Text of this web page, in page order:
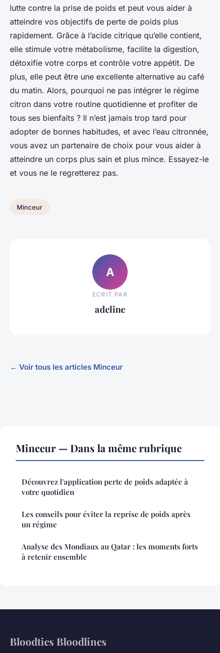
lutte contre la prise de poids et peut vous aider à
atteindre vos objectifs de perte de poids plus
rapidement. Grâce à l’acide citrique qu’elle contient,
elle stimule votre métabolisme, facilite la digestion,
détoxifie votre corps et contrôle votre appétit. De
plus, elle peut être une excellente alternative au café
du matin. Alors, pourquoi ne pas intégrer le régime
citron dans votre routine quotidienne et profiter de
tous ses bienfaits ? Il n’est jamais trop tard pour
adopter de bonnes habitudes, et avec l’eau citronnée,
vous avez un partenaire de choix pour vous aider à
atteindre un corps plus sain et plus mince. Essayez-le
et vous ne le regretterez pas.
Minceur
A
ECRIT PAR
adeline
← Voir tous les articles Minceur
Minceur — Dans la même rubrique
Découvrez l'application perte de poids adaptée à
votre quotidien
Les conseils pour éviter la reprise de poids après
un régime
Analyse des Mondiaux au Qatar : les moments forts
à retenir ensemble
Bloodties Bloodlines